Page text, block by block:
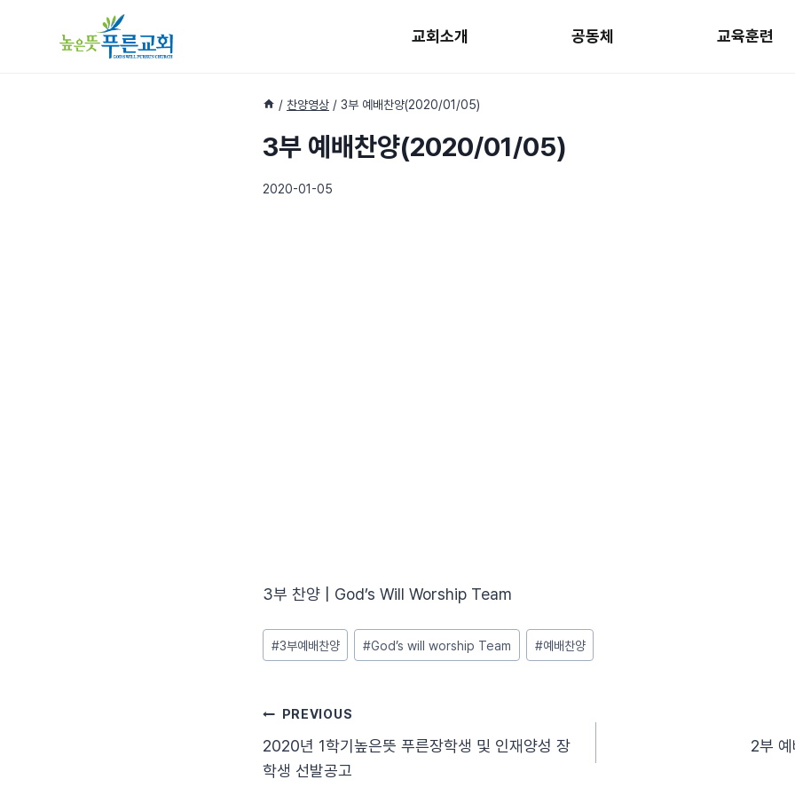
교회소개 공동체 교육훈련
/ 찬양영상 / 3부 예배찬양(2020/01/05)
3부 예배찬양(2020/01/05)
2020-01-05
3부 찬양 | God’s Will Worship Team
Post
Tags:
#3부예배찬양 #God’s will worship Team #예배찬양
글
탐
PREVIOUS
2020년 1학기높은뜻 푸른장학생 및 인재양성 장
학생 선발공고
2부